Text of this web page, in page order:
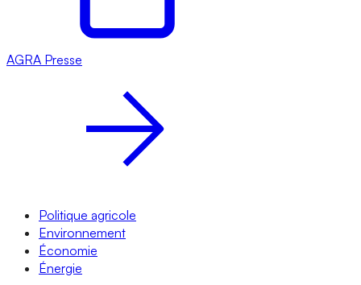
AGRA Presse
Politique agricole
Environnement
Économie
Énergie